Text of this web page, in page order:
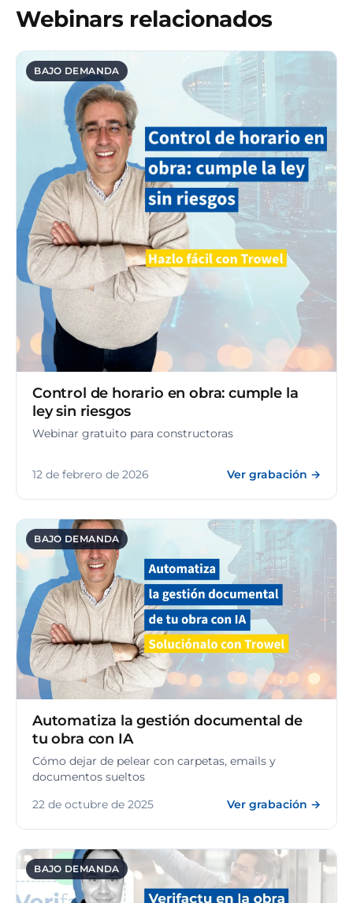
Webinars relacionados
BAJO DEMANDA
Control de horario en obra: cumple la
ley sin riesgos
Webinar gratuito para constructoras
12 de febrero de 2026 Ver grabación →
BAJO DEMANDA
Automatiza la gestión documental de
tu obra con IA
Cómo dejar de pelear con carpetas, emails y
documentos sueltos
22 de octubre de 2025
Ver grabación →
BAJO DEMANDA